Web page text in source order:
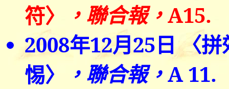
符〉 ，聯合報，A15.
2008年12月25日〈
惕〉 ，聯合報，A11.